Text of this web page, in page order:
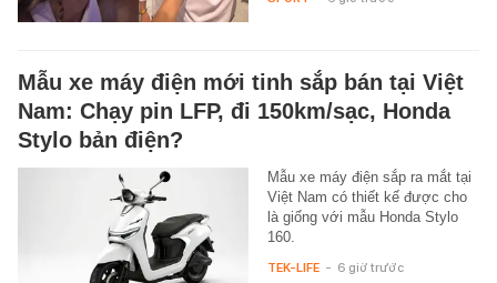
Mẫu xe máy điện mới tinh sắp bán tại Việt
Nam: Chạy pin LFP, đi 150km/sạc, Honda
Stylo bản điện?
Mẫu xe máy điện sắp ra mắt tại
Việt Nam có thiết kế được cho
là giống với mẫu Honda Stylo
160.
TEK-LIFE - 6 giờ trước